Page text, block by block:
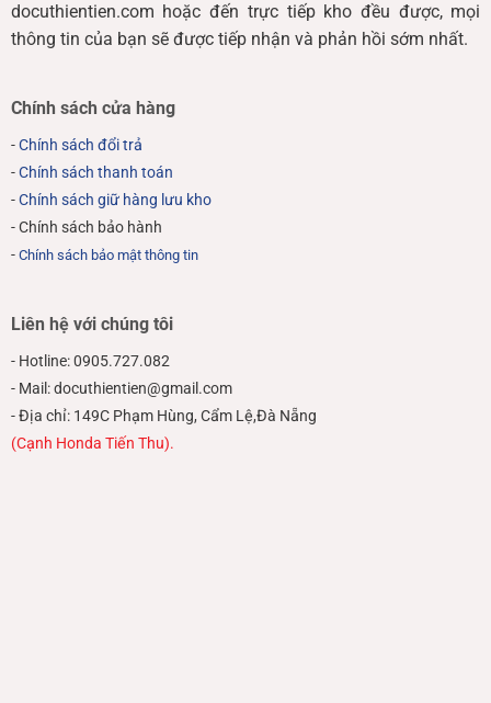
docuthientien.com hoặc đến trực tiếp kho đều được, mọi
thông tin của bạn sẽ được tiếp nhận và phản hồi sớm nhất.
Chính sách cửa hàng
-Chính sách đổi trả
-Chính sách thanh toán
-Chính sách giữ hàng lưu kho
- Chính sách bảo hành
- Chính sách bảo mật thông tin
Liên hệ với chúng tôi
- Hotline: 0905.727.082
- Mail: docuthientien@gmail.com
- Địa chỉ: 149C Phạm Hùng, Cẩm Lệ,Đà Nẵng
(Cạnh Honda Tiến Thu).